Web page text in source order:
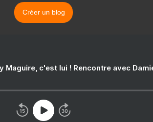
Créer un blog
Maguire, c'est lui ! Rencontre avec